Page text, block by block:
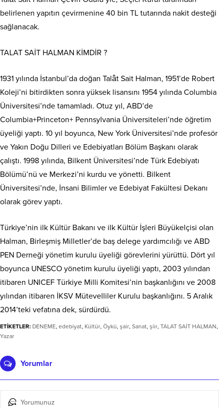
belirlenen yapıtın çevirmenine 40 bin TL tutarında nakit desteği
sağlanacak.
TALAT SAİT HALMAN KİMDİR ?
1931 yılında İstanbul’da doğan Talât Sait Halman, 1951’de Robert
Koleji’ni bitirdikten sonra yüksek lisansını 1954 yılında Columbia
Üniversitesi’nde tamamladı. Otuz yıl, ABD’de
Columbia+Princeton+ Pennsylvania Üniversiteleri’nde öğretim
üyeliği yaptı. 10 yıl boyunca, New York Üniversitesi’nde profesör
ve Yakın Doğu Dilleri ve Edebiyatları Bölüm Başkanı olarak
çalıştı. 1998 yılında, Bilkent Üniversitesi’nde Türk Edebiyatı
Bölümü’nü ve Merkezi’ni kurdu ve yönetti. Bilkent
Üniversitesi’nde, İnsani Bilimler ve Edebiyat Fakültesi Dekanı
olarak görev yaptı.
Türkiye’nin ilk Kültür Bakanı ve ilk Kültür İşleri Büyükelçisi olan
Halman, Birleşmiş Milletler’de baş delege yardımcılığı ve ABD
PEN Derneği yönetim kurulu üyeliği görevlerini yürüttü. Dört yıl
boyunca UNESCO yönetim kurulu üyeliği yaptı, 2003 yılından
itibaren UNICEF Türkiye Milli Komitesi’nin başkanlığını ve 2008
yılından itibaren İKSV Mütevelliler Kurulu başkanlığını. 5 Aralık
2014’teki vefatına dek, sürdürdü.
ETİKETLER: DENEME, edebiyat, Kültür, Öykü, şair, Sanat, şiir, TALAT SAİT HALMAN,
Yazar
Yorumlar